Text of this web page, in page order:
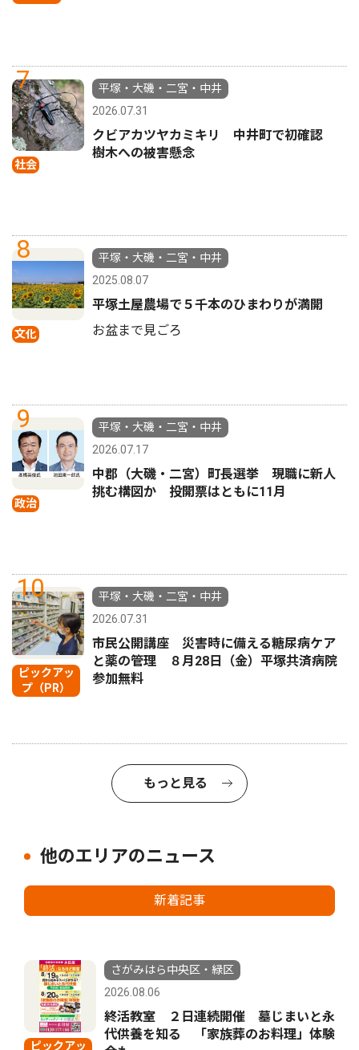
7
社会
平塚・大磯・二宮・中井
2026.07.31
クビアカツヤカミキリ 中井町で初確認
樹木への被害懸念
8
文化
平塚・大磯・二宮・中井
2025.08.07
平塚土屋農場で５千本のひまわりが満開
お盆まで見ごろ
9
政治
平塚・大磯・二宮・中井
2026.07.17
中郡（大磯・二宮）町長選挙 現職に新人
挑む構図か 投開票はともに11月
10
ピックアッ
プ（PR）
平塚・大磯・二宮・中井
2026.07.31
市民公開講座 災害時に備える糖尿病ケア
と薬の管理 ８月28日（金）平塚共済病院
参加無料
もっと見る
他のエリアのニュース
新着記事
ピックアッ
さがみはら中央区・緑区
2026.08.06
終活教室 ２日連続開催 墓じまいと永
代供養を知る 「家族葬のお料理」体験